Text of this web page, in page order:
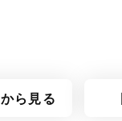
から見る